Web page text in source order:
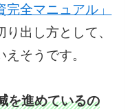
全マニュアル」
出し方として、
そうです。
を進めているの